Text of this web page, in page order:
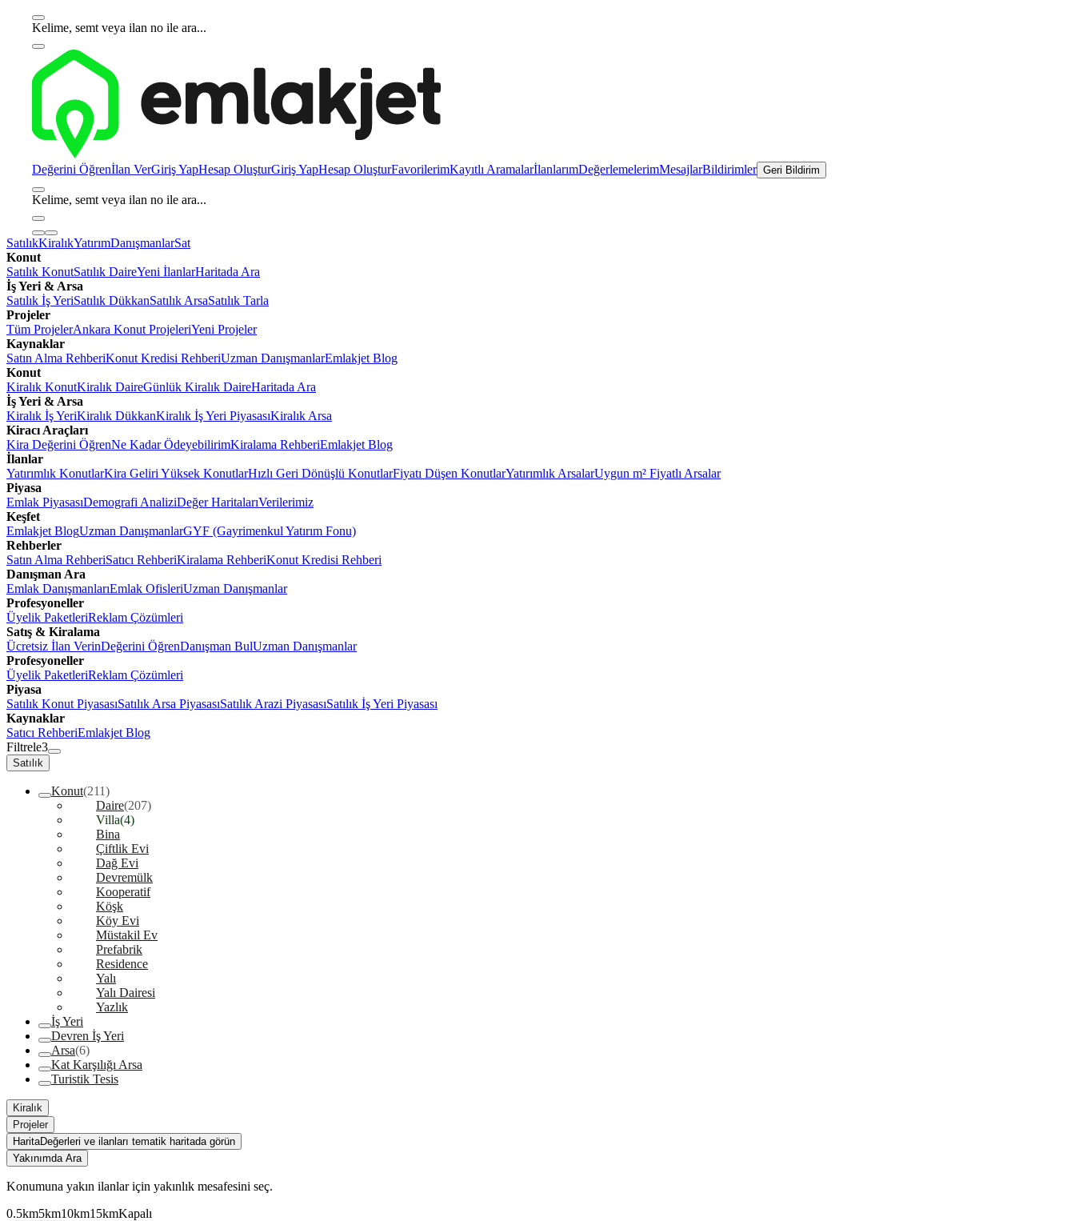
Kelime, semt veya ilan no ile ara...
Değerini Öğrenİlan VerGiriş YapHesap OluşturGiriş YapHesap OluşturFavorilerimKayıtlı AramalarİlanlarımDeğerlemelerimMesajlarBildirimler Geri Bildirim
Kelime, semt veya ilan no ile ara...
SatılıkKiralıkYatırımDanışmanlarSat
Konut
Satılık KonutSatılık DaireYeni İlanlarHaritada Ara
İş Yeri & Arsa
Satılık İş YeriSatılık DükkanSatılık ArsaSatılık Tarla
Projeler
Tüm ProjelerAnkara Konut ProjeleriYeni Projeler
Kaynaklar
Satın Alma RehberiKonut Kredisi RehberiUzman DanışmanlarEmlakjet Blog
Konut
Kiralık KonutKiralık DaireGünlük Kiralık DaireHaritada Ara
İş Yeri & Arsa
Kiralık İş YeriKiralık DükkanKiralık İş Yeri PiyasasıKiralık Arsa
Kiracı Araçları
Kira Değerini ÖğrenNe Kadar ÖdeyebilirimKiralama RehberiEmlakjet Blog
İlanlar
Yatırımlık KonutlarKira Geliri Yüksek KonutlarHızlı Geri Dönüşlü KonutlarFiyatı Düşen KonutlarYatırımlık ArsalarUygun m² Fiyatlı Arsalar
Piyasa
Emlak PiyasasıDemografi AnaliziDeğer HaritalarıVerilerimiz
Keşfet
Emlakjet BlogUzman DanışmanlarGYF (Gayrimenkul Yatırım Fonu)
Rehberler
Satın Alma RehberiSatıcı RehberiKiralama RehberiKonut Kredisi Rehberi
Danışman Ara
Emlak DanışmanlarıEmlak OfisleriUzman Danışmanlar
Profesyoneller
Üyelik PaketleriReklam Çözümleri
Satış & Kiralama
Ücretsiz İlan VerinDeğerini ÖğrenDanışman BulUzman Danışmanlar
Profesyoneller
Üyelik PaketleriReklam Çözümleri
Piyasa
Satılık Konut PiyasasıSatılık Arsa PiyasasıSatılık Arazi PiyasasıSatılık İş Yeri Piyasası
Kaynaklar
Satıcı RehberiEmlakjet Blog
Filtrele3
Satılık
Konut(211)
Daire(207)
Villa(4)
Bina
Çiftlik Evi
Dağ Evi
Devremülk
Kooperatif
Köşk
Köy Evi
Müstakil Ev
Prefabrik
Residence
Yalı
Yalı Dairesi
Yazlık
İş Yeri
Devren İş Yeri
Arsa(6)
Kat Karşılığı Arsa
Turistik Tesis
Kiralık
Projeler
HaritaDeğerleri ve ilanları tematik haritada görün
Yakınımda Ara
Konumuna yakın ilanlar için yakınlık mesafesini seç.
0.5km5km10km15kmKapalı